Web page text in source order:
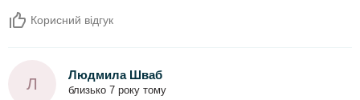
Корисний відгук
Л Людмила Шваб
близько 7 року тому